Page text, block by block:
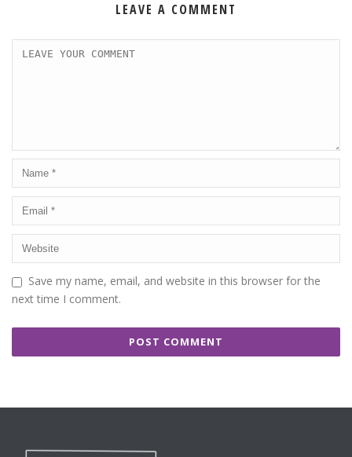
LEAVE A COMMENT
Save my name, email, and website in this browser for the
next time I comment.